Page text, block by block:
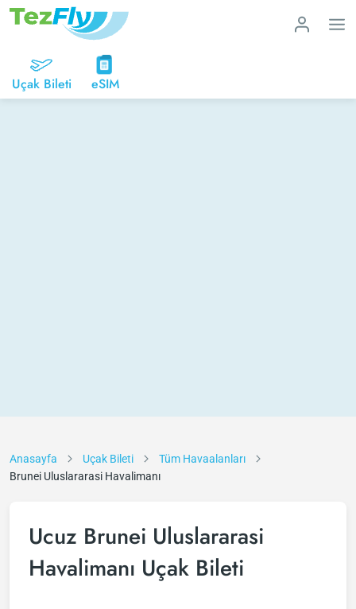
Uçak Bileti eSIM
Anasayfa Uçak Bileti
Tüm Havaalanları
Brunei Uluslararasi Havalimanı
Ucuz Brunei Uluslararasi
Havalimanı Uçak Bileti